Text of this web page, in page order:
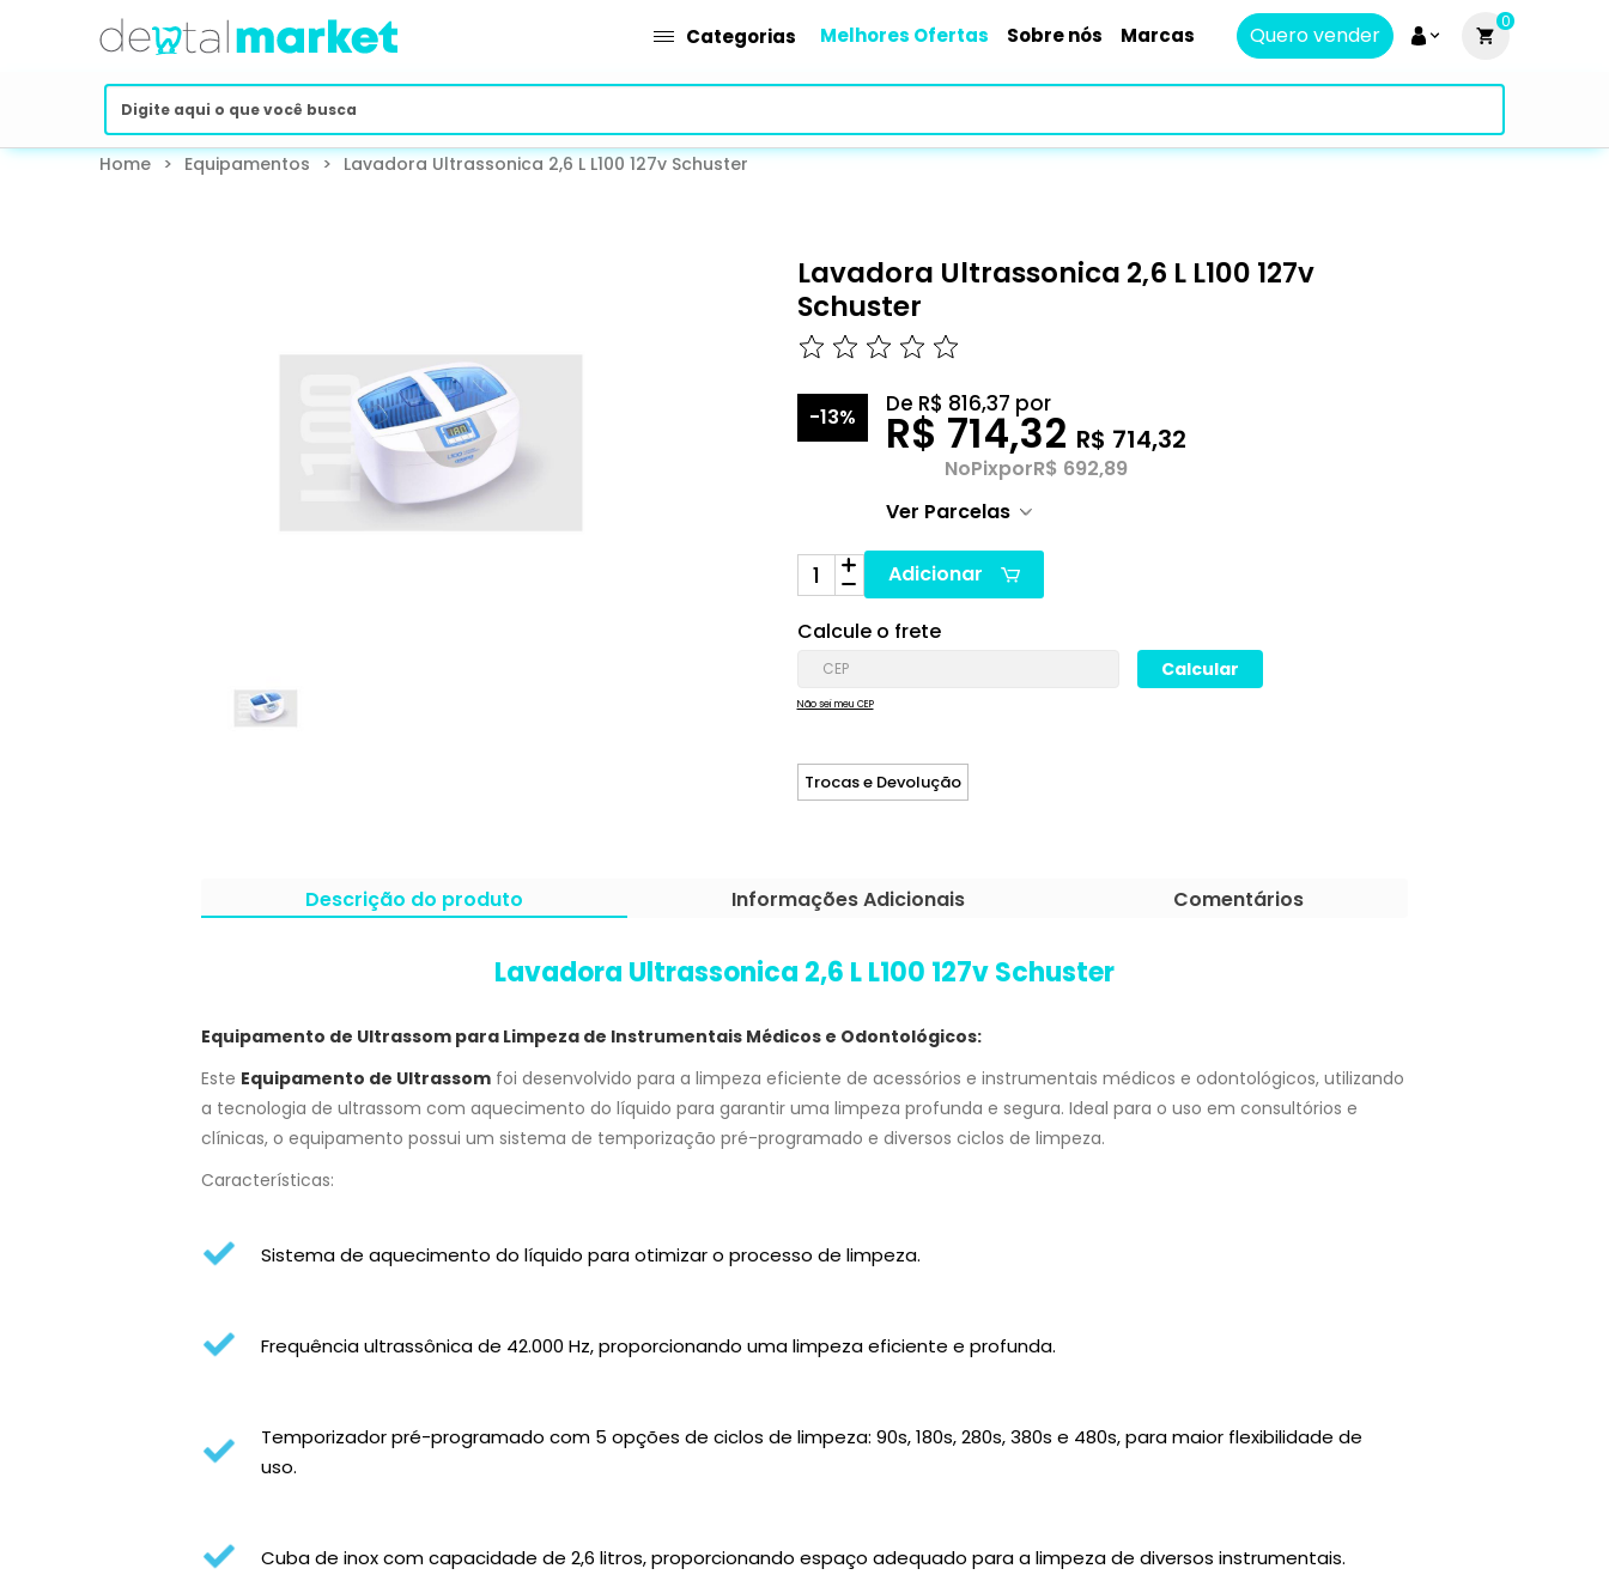
Categorias Melhores Ofertas Sobre nós Marcas Quero vender
0
Home > Equipamentos > Lavadora Ultrassonica 2,6 L L100 127v Schuster
Lavadora Ultrassonica 2,6 L L100 127v
Schuster
-13% De R$ 816,37 por
R$ 714,32 R$ 714,32
NoPixporR$ 692,89
Ver Parcelas
Adicionar
Calcule o frete
Não sei meu CEP
Trocas e Devolução
Descrição do produto Informações Adicionais Comentários
Lavadora Ultrassonica 2,6 L L100 127v Schuster
Equipamento de Ultrassom para Limpeza de Instrumentais Médicos e Odontológicos:
Este Equipamento de Ultrassom foi desenvolvido para a limpeza eficiente de acessórios e instrumentais médicos e odontológicos, utilizando
a tecnologia de ultrassom com aquecimento do líquido para garantir uma limpeza profunda e segura. Ideal para o uso em consultórios e
clínicas, o equipamento possui um sistema de temporização pré-programado e diversos ciclos de limpeza.
Características:
Sistema de aquecimento do líquido para otimizar o processo de limpeza.
Frequência ultrassônica de 42.000 Hz, proporcionando uma limpeza eficiente e profunda.
Temporizador pré-programado com 5 opções de ciclos de limpeza: 90s, 180s, 280s, 380s e 480s, para maior flexibilidade de
uso.
Cuba de inox com capacidade de 2,6 litros, proporcionando espaço adequado para a limpeza de diversos instrumentais.